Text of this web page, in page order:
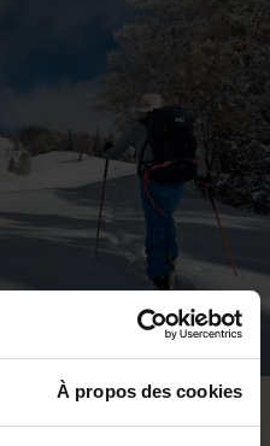
À propos des cookies